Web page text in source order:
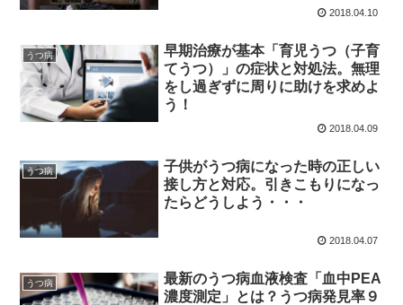
2018.04.10
うつ病
早期治療が基本「育児うつ（子育
てうつ）」の症状と対処法。無理
をし過ぎずに周りに助けを求めよ
う！
2018.04.09
うつ病
子供がうつ病になった時の正しい
接し方と対応。引きこもりになっ
たらどうしよう・・・
2018.04.07
うつ病
最新のうつ病血液検査「血中PEA
濃度測定」とは？うつ病発見率９